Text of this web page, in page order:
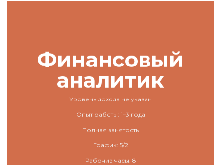
Финансовый
аналитик
Уровень дохода не указан
Опыт работы: 1–3 года
Полная занятость
График: 5/2
Рабочие часы: 8